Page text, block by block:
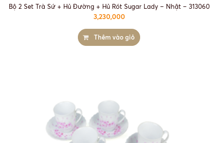
Bộ 2 Set Trà Sứ + Hủ Đường + Hủ Rót Sugar Lady – Nhật – 313060
3,230,000
Thêm vào giỏ